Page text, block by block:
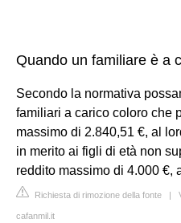
Quando un familiare è a
Secondo la normativa
familiari a carico coloro che
massimo di 2.840,51 €, al
in merito ai figli di età non
reddito massimo di 4.000 €,
Richiesta di rimozione della fonte |
cafanmil.it